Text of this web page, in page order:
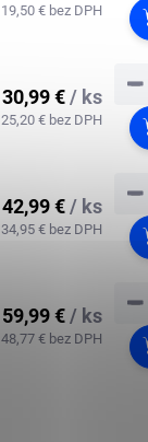
19,50 € bez DPH
30,99 €/ ks
25,20 € bez DPH
−
42,99 €/ ks
34,95 € bez DPH
−
59,99 €/ ks
48,77 € bez DPH
−